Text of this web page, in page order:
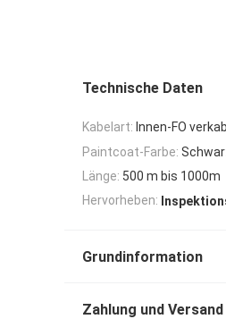
Technische Daten
Kabelart: Innen-FO
Paintcoat-Farbe:
Länge: 500 m bis 1000m
Hervorheben:
Grundinformation
Zahlung und Versand